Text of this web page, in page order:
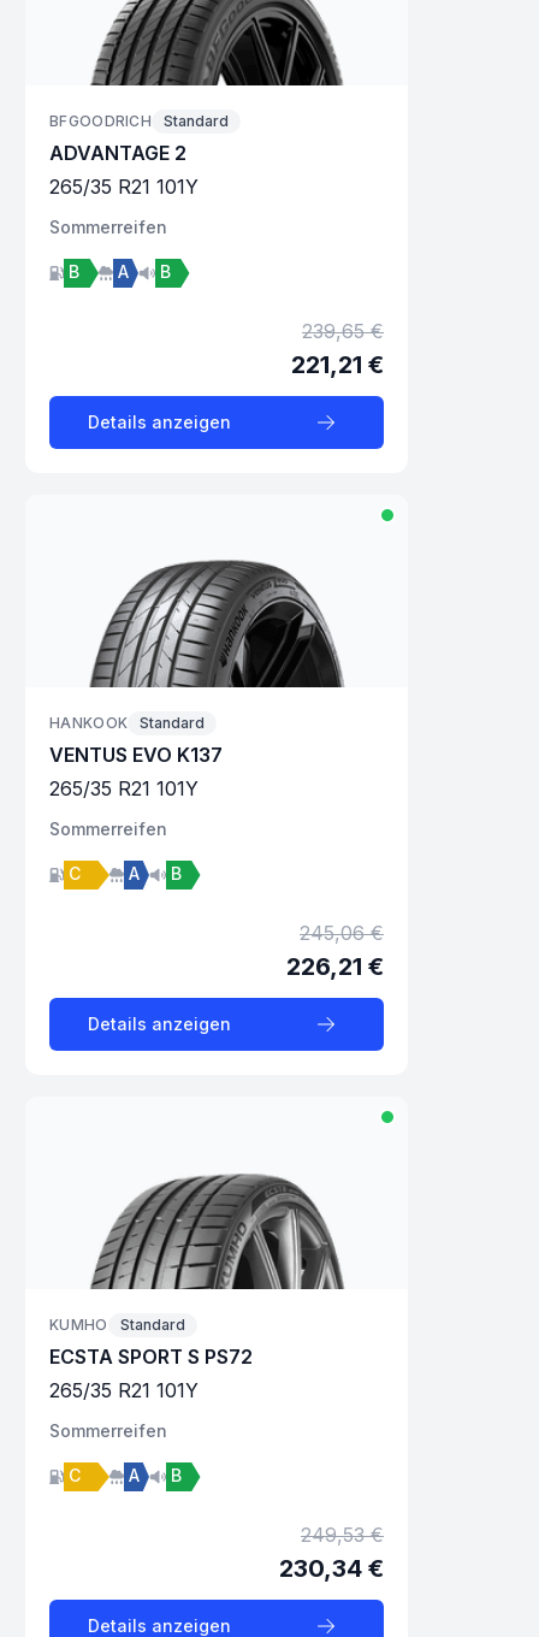
BFGOODRICH Standard
ADVANTAGE 2
265/35 R21 101Y
Sommerreifen
B A B
239,65 €
221,21 €
Details anzeigen
HANKOOK Standard
VENTUS EVO K137
265/35 R21 101Y
Sommerreifen
C A B
245,06 €
226,21 €
Details anzeigen
KUMHO Standard
ECSTA SPORT S PS72
265/35 R21 101Y
Sommerreifen
C A B
249,53 €
230,34 €
Details anzeigen